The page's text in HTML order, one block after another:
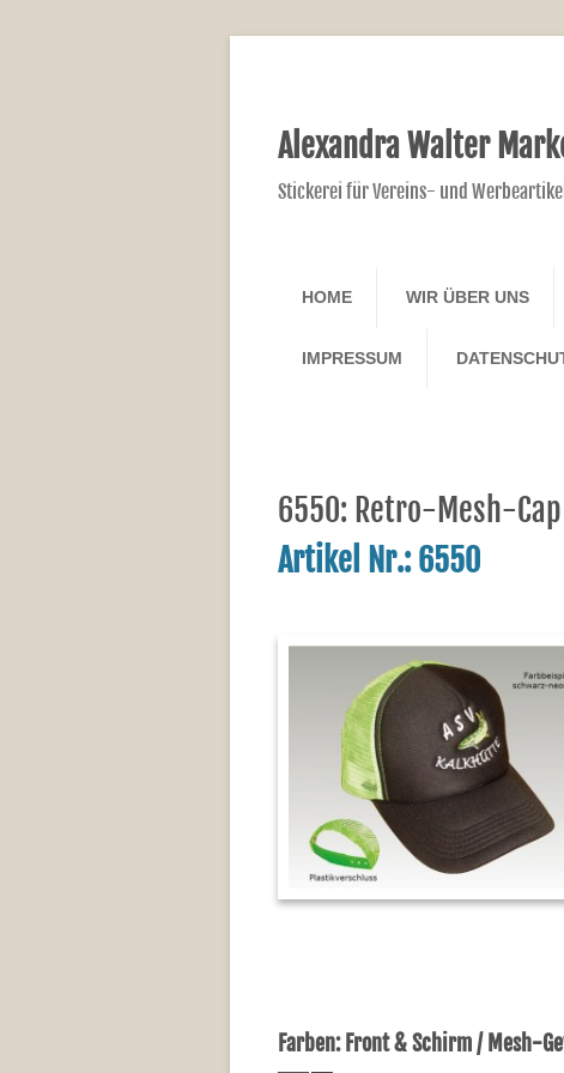
Alexandra Walter
Stickerei für Vereins- und Werbeartikel
HOME
WIR ÜBER UNS
IMPRESSUM
6550: Retro-Mesh-Cap
Artikel Nr.: 6550
Farben: Front & Schirm / Mesh-